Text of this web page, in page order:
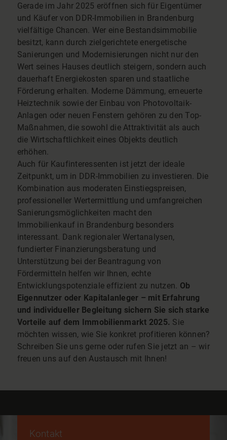
Gerade im Jahr 2025 eröffnen sich für Eigentümer
und Käufer von DDR-Immobilien in Brandenburg
vielfältige Chancen. Wer eine Bestandsimmobilie
besitzt, kann durch zielgerichtete energetische
Sanierungen und Modernisierungen nicht nur den
Wert seines Hauses deutlich steigern, sondern auch
dauerhaft Energiekosten sparen und staatliche
Förderung erhalten. Moderne Dämmung, erneuerte
Heiztechnik sowie der Einbau von Photovoltaik-
Anlagen oder neuen Fenstern gehören zu den Top-
Maßnahmen, die sowohl die Attraktivität als auch
die Wirtschaftlichkeit eines Objekts deutlich
erhöhen.
Auch für Kaufinteressenten ist jetzt der ideale
Zeitpunkt, um in DDR-Immobilien zu investieren. Die
Kombination aus moderaten Einstiegspreisen,
professioneller Wertermittlung und umfangreichen
Sanierungsmöglichkeiten macht den
Immobilienkauf in Brandenburg besonders
interessant. Dank regionaler Wertanalysen,
fundierter Finanzierungsberatung und
Unterstützung bei der Beantragung von
Fördermitteln helfen wir Ihnen, echte
Entwicklungspotenziale effizient zu nutzen. Ob
Eigennutzer oder Kapitalanleger – mit Erfahrung
und individueller Begleitung sichern Sie sich starke
Vorteile auf dem Immobilienmarkt 2025. Sie
möchten wissen, wie Sie konkret profitieren können?
Schreiben Sie uns gerne oder rufen Sie jetzt an – wir
freuen uns auf den Austausch mit Ihnen!
Kontakt